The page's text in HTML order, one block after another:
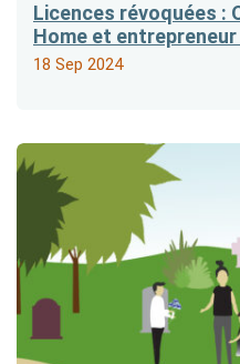
Licences révoquées :
Home et
18 Sep 2024